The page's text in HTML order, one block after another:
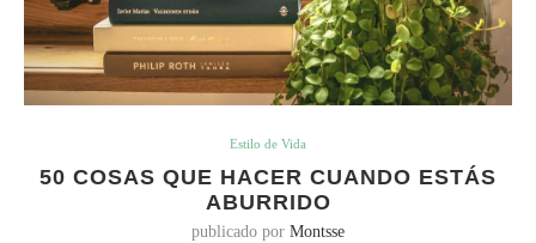
Estilo de Vida
50 COSAS QUE HACER CUANDO ESTÁS
ABURRIDO
publicado por Montsse